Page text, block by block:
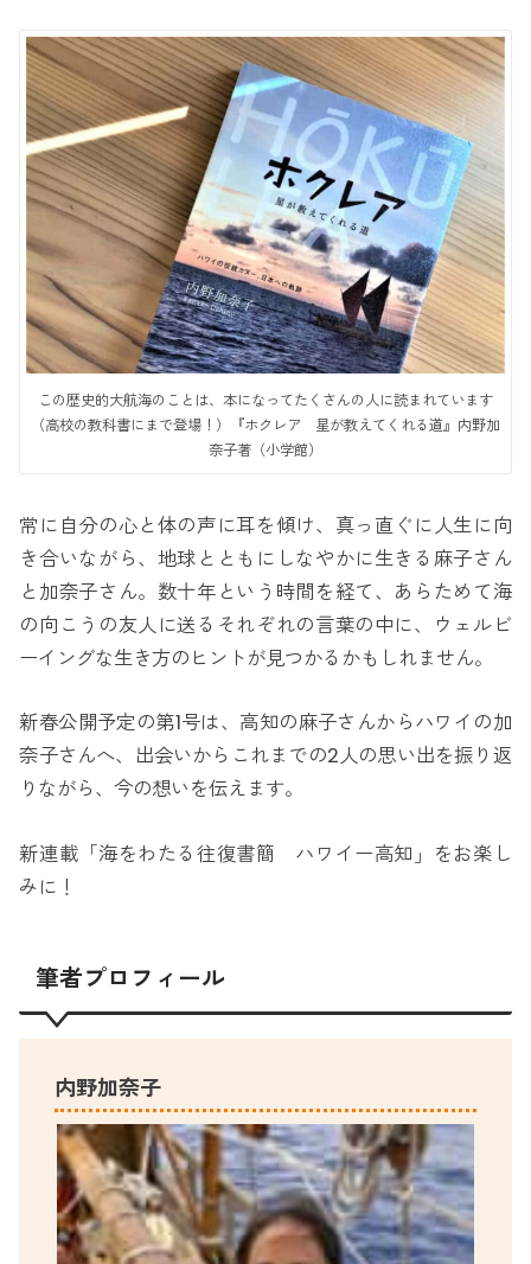
この歴史的大航海のことは、本になってたくさんの人に読まれています
（高校の教科書にまで登場！）『ホクレア 星が教えてくれる道』内野加
奈子著（小学館）
常に自分の心と体の声に耳を傾け、真っ直ぐに人生に向
き合いながら、地球とともにしなやかに生きる麻子さん
と加奈子さん。数十年という時間を経て、あらためて海
の向こうの友人に送るそれぞれの言葉の中に、ウェルビ
ーイングな生き方のヒントが見つかるかもしれません。
新春公開予定の第1号は、高知の麻子さんからハワイの加
奈子さんへ、出会いからこれまでの2人の思い出を振り返
りながら、今の想いを伝えます。
新連載「海をわたる往復書簡 ハワイー高知」をお楽し
みに！
筆者プロフィール
内野加奈子